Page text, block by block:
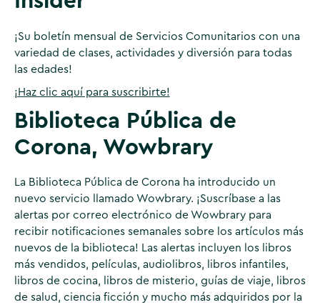
¡Su boletín mensual de Servicios Comunitarios con una
variedad de clases, actividades y diversión para todas
las edades!
¡Haz clic aquí para suscribirte!
Biblioteca Pública de
Corona, Wowbrary
La Biblioteca Pública de Corona ha introducido un
nuevo servicio llamado Wowbrary. ¡Suscríbase a las
alertas por correo electrónico de Wowbrary para
recibir notificaciones semanales sobre los artículos más
nuevos de la biblioteca! Las alertas incluyen los libros
más vendidos, películas, audiolibros, libros infantiles,
libros de cocina, libros de misterio, guías de viaje, libros
de salud, ciencia ficción y mucho más adquiridos por la